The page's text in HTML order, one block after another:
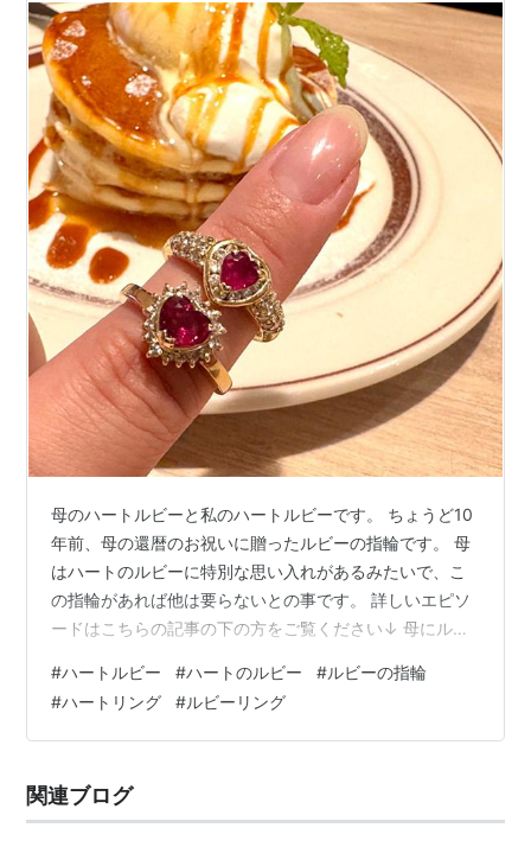
母のハートルビーと私のハートルビーです。 ちょうど10
年前、母の還暦のお祝いに贈ったルビーの指輪です。 母
はハートのルビーに特別な思い入れがあるみたいで、こ
の指輪があれば他は要らないとの事です。 詳しいエピソ
ードはこちらの記事の下の方をご覧ください↓ 母にルビ
るってイメージになかったのですが、母が毎日身に付け
ているのを見ていると凄く良い感じに思えます。 特に赤
色は気持ちを上向きにさせるので、指輪として身に付け
する前に母と焼肉を食べたのですが、写真に写っている
三段パンケーキは母が一人で食べました…
#ハートルビー #ハートのルビー #ルビーの指輪
#ハートリング #ルビーリング
関連ブログ